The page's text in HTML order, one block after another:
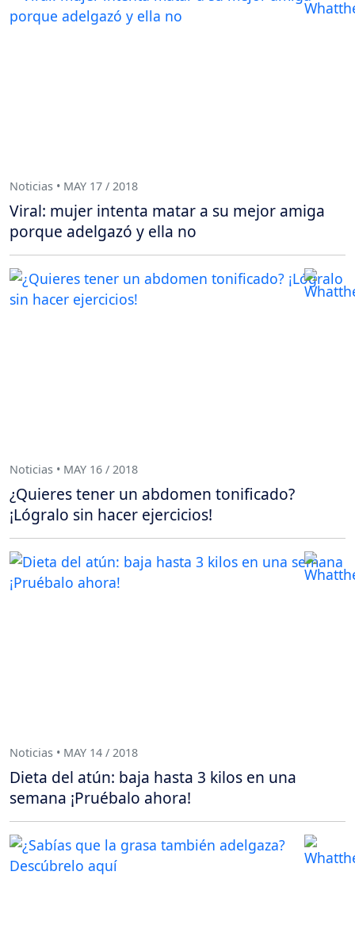
Noticias • MAY 17 / 2018
Viral: mujer intenta matar a su mejor amiga
porque adelgazó y ella no
Noticias • MAY 16 / 2018
¿Quieres tener un abdomen tonificado?
¡Lógralo sin hacer ejercicios!
Noticias • MAY 14 / 2018
Dieta del atún: baja hasta 3 kilos en una
semana ¡Pruébalo ahora!